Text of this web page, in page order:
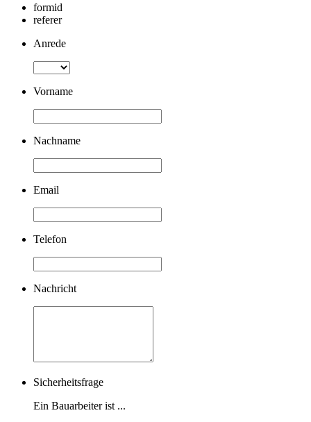
formid
referer
Anrede
Vorname
Nachname
Email
Telefon
Nachricht
Sicherheitsfrage
Ein Bauarbeiter ist ...